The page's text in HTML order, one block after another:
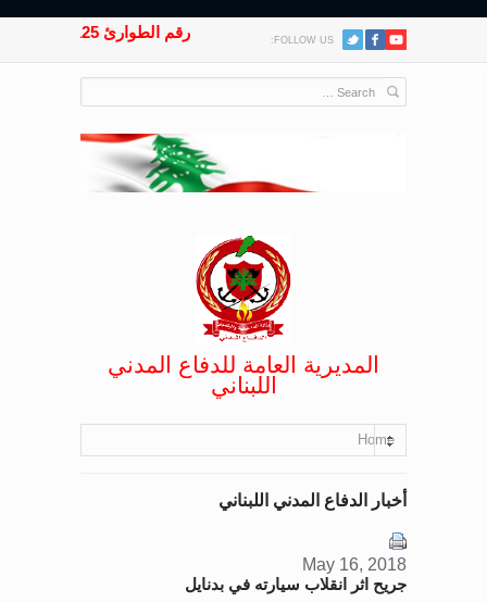
FOLLOW US: رقم الطوارئ 125
المديرية العامة للدفاع المدني
اللبناني
Home
أخبار الدفاع المدني اللبناني
May 16, 2018
جريح اثر انقلاب سيارته في بدنايل